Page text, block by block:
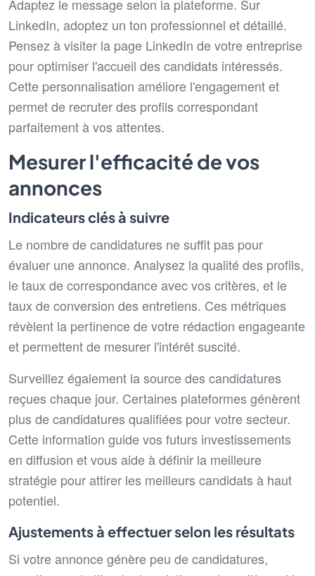
Adaptez le message selon la plateforme. Sur
LinkedIn, adoptez un ton professionnel et détaillé.
Pensez à visiter la page LinkedIn de votre entreprise
pour optimiser l'accueil des candidats intéressés.
Cette personnalisation améliore l'engagement et
permet de recruter des profils correspondant
parfaitement à vos attentes.
Mesurer l'efficacité de vos
annonces
Indicateurs clés à suivre
Le nombre de candidatures ne suffit pas pour
évaluer une annonce. Analysez la qualité des profils,
le taux de correspondance avec vos critères, et le
taux de conversion des entretiens. Ces métriques
révèlent la pertinence de votre rédaction engageante
et permettent de mesurer l'intérêt suscité.
Surveillez également la source des candidatures
reçues chaque jour. Certaines plateformes génèrent
plus de candidatures qualifiées pour votre secteur.
Cette information guide vos futurs investissements
en diffusion et vous aide à définir la meilleure
stratégie pour attirer les meilleurs candidats à haut
potentiel.
Ajustements à effectuer selon les résultats
Si votre annonce génère peu de candidatures,